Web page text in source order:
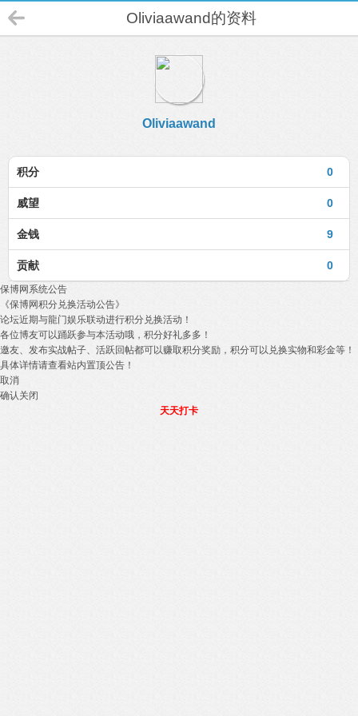
Oliviaawand的资料
Oliviaawand
0
积分
0
威望
9
金钱
0
贡献
保博网系统公告
《保博网积分兑换活动公告》
论坛近期与龍门娱乐联动进行积分兑换活动！
各位博友可以踊跃参与本活动哦，积分好礼多多！
邀友、发布实战帖子、活跃回帖都可以赚取积分奖励，积分可以兑换实物和彩金等！
具体详情请查看站内置顶公告！
取消
确认关闭
天天打卡